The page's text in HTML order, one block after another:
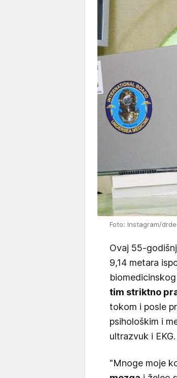
Foto: Instagram/
Ovaj 55-
9,14 metara
tim striktno
tokom i posle
psihološkim i
ultrazvuk i EKG.
"Mnoge moje